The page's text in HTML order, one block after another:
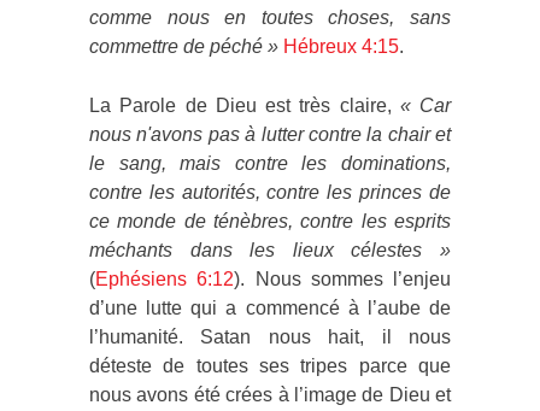
comme nous en toutes choses, sans
commettre de péché » Hébreux 4:15.
La Parole de Dieu est très claire, « Car
nous n'avons pas à lutter contre la chair et
le sang, mais contre les dominations,
contre les autorités, contre les princes de
ce monde de ténèbres, contre les esprits
méchants dans les lieux célestes »
(Ephésiens 6:12). Nous sommes l’enjeu
d’une lutte qui a commencé à l’aube de
l’humanité. Satan nous hait, il nous
déteste de toutes ses tripes parce que
nous avons été crées à l’image de Dieu et